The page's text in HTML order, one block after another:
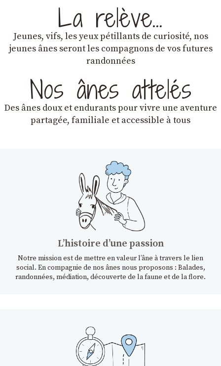
La relève…
Jeunes, vifs, les yeux pétillants de curiosité, nos
jeunes ânes seront les compagnons de vos futures
randonnées
Nos ânes attelés
Des ânes doux et endurantspour vivre une aventure
partagée, familiale et accessible à tous
Lʼhistoire dʼune passion
Notre mission est de mettre en valeur l’âne à travers le lien
social. En compagnie de nos ânes nous proposons : Balades,
randonnées, médiation, découverte de la faune et de la flore.